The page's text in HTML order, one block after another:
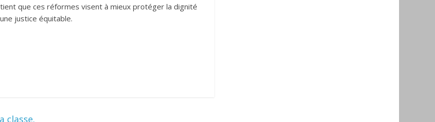
que ces réformes visent à mieux protéger la dignité
justice équitable.
classe.